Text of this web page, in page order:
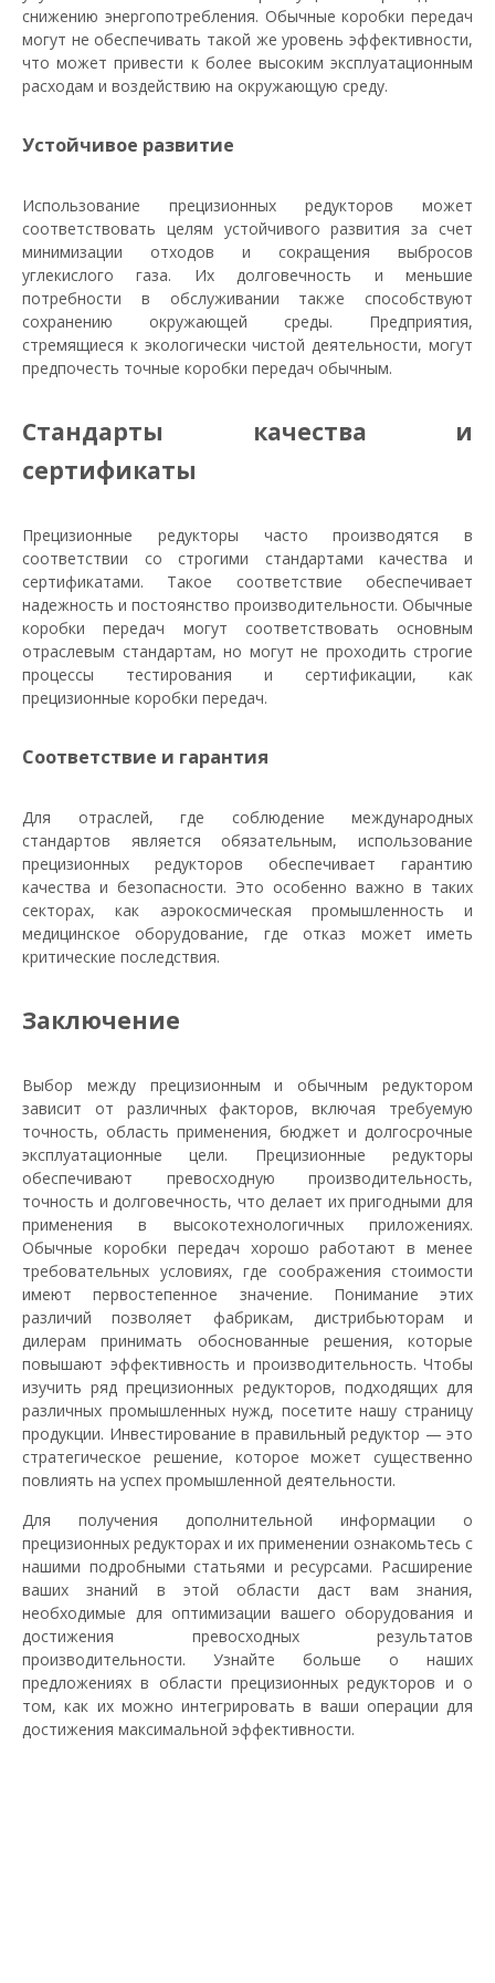
снижению энергопотребления. Обычные коробки передач
могут не обеспечивать такой же уровень эффективности,
что может привести к более высоким эксплуатационным
расходам и воздействию на окружающую среду.
Устойчивое развитие
Использование прецизионных редукторов может
соответствовать целям устойчивого развития за счет
минимизации отходов и сокращения выбросов
углекислого газа. Их долговечность и меньшие
потребности в обслуживании также способствуют
сохранению окружающей среды. Предприятия,
стремящиеся к экологически чистой деятельности, могут
предпочесть точные коробки передач обычным.
Стандарты качества и
сертификаты
Прецизионные редукторы часто производятся в
соответствии со строгими стандартами качества и
сертификатами. Такое соответствие обеспечивает
надежность и постоянство производительности. Обычные
коробки передач могут соответствовать основным
отраслевым стандартам, но могут не проходить строгие
процессы тестирования и сертификации, как
прецизионные коробки передач.
Соответствие и гарантия
Для отраслей, где соблюдение международных
стандартов является обязательным, использование
прецизионных редукторов обеспечивает гарантию
качества и безопасности. Это особенно важно в таких
секторах, как аэрокосмическая промышленность и
медицинское оборудование, где отказ может иметь
критические последствия.
Заключение
Выбор между прецизионным и обычным редуктором
зависит от различных факторов, включая требуемую
точность, область применения, бюджет и долгосрочные
эксплуатационные цели. Прецизионные редукторы
обеспечивают превосходную производительность,
точность и долговечность, что делает их пригодными для
применения в высокотехнологичных приложениях.
Обычные коробки передач хорошо работают в менее
требовательных условиях, где соображения стоимости
имеют первостепенное значение. Понимание этих
различий позволяет фабрикам, дистрибьюторам и
дилерам принимать обоснованные решения, которые
повышают эффективность и производительность. Чтобы
изучить ряд прецизионных редукторов, подходящих для
различных промышленных нужд, посетите нашу страницу
продукции. Инвестирование в правильный редуктор — это
стратегическое решение, которое может существенно
повлиять на успех промышленной деятельности.
Для получения дополнительной информации о
прецизионных редукторах и их применении ознакомьтесь с
нашими подробными статьями и ресурсами. Расширение
ваших знаний в этой области даст вам знания,
необходимые для оптимизации вашего оборудования и
достижения превосходных результатов
производительности. Узнайте больше о наших
предложениях в области прецизионных редукторов и о
том, как их можно интегрировать в ваши операции для
достижения максимальной эффективности.